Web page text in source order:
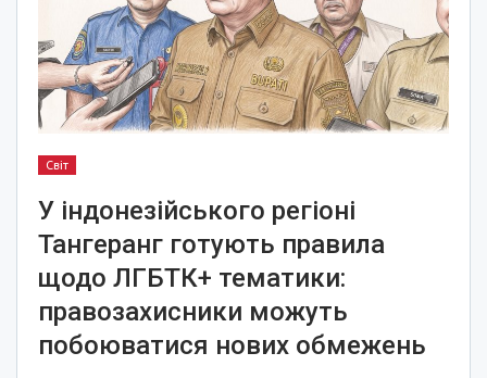
Світ
У індонезійського регіоні
Тангеранг готують правила
щодо ЛГБТК+ тематики:
правозахисники можуть
побоюватися нових обмежень